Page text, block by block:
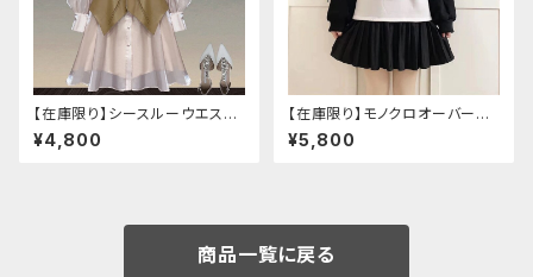
【在庫限り】シースルーウエスト
ベルトワンピースセットアップ（ラ
イトピンク：Lサイズ
¥4,800
【在庫限り】モノクロオーバーサ
イズパンダパーカー
¥5,800
商品一覧に戻る